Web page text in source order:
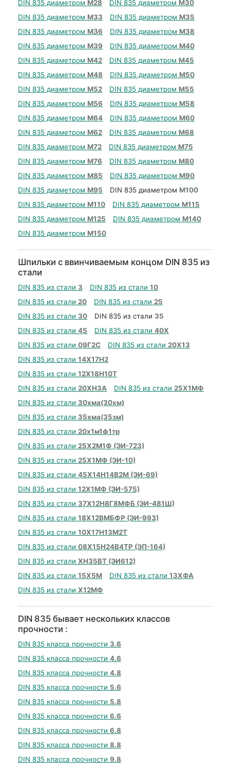
DIN 835 диаметром М28 DIN 835 диаметром М30
DIN 835 диаметром М33 DIN 835 диаметром М35
DIN 835 диаметром М36 DIN 835 диаметром М38
DIN 835 диаметром М39 DIN 835 диаметром М40
DIN 835 диаметром М42 DIN 835 диаметром М45
DIN 835 диаметром М48 DIN 835 диаметром М50
DIN 835 диаметром М52 DIN 835 диаметром М55
DIN 835 диаметром М56 DIN 835 диаметром М58
DIN 835 диаметром М64 DIN 835 диаметром М60
DIN 835 диаметром М62 DIN 835 диаметром М68
DIN 835 диаметром М72 DIN 835 диаметром М75
DIN 835 диаметром М76 DIN 835 диаметром М80
DIN 835 диаметром М85 DIN 835 диаметром М90
DIN 835 диаметром М95 DIN 835 диаметром М100
DIN 835 диаметром М110 DIN 835 диаметром М115
DIN 835 диаметром М125 DIN 835 диаметром М140
DIN 835 диаметром М150
Шпильки с ввинчиваемым концом DIN 835 из
стали
DIN 835 из стали 3 DIN 835 из стали 10
DIN 835 из стали 20 DIN 835 из стали 25
DIN 835 из стали 30 DIN 835 из стали 35
DIN 835 из стали 45 DIN 835 из стали 40Х
DIN 835 из стали 09Г2С DIN 835 из стали 20Х13
DIN 835 из стали 14Х17Н2
DIN 835 из стали 12Х18Н10Т
DIN 835 из стали 20ХН3А DIN 835 из стали 25Х1МФ
DIN 835 из стали 30хма(30хм)
DIN 835 из стали 35хма(35зм)
DIN 835 из стали 20х1м1ф1тр
DIN 835 из стали 25Х2М1Ф (ЭИ-723)
DIN 835 из стали 25Х1МФ (ЭИ-10)
DIN 835 из стали 45Х14Н14В2М (ЭИ-69)
DIN 835 из стали 12Х1МФ (ЭИ-575)
DIN 835 из стали 37Х12Н8Г8МФБ (ЭИ-481Ш)
DIN 835 из стали 18Х12ВМБФР (ЭИ-993)
DIN 835 из стали 10Х17Н13М2Т
DIN 835 из стали 08Х15Н24В4ТР (ЭП-164)
DIN 835 из стали ХН35ВТ (ЭИ612)
DIN 835 из стали 15Х5М DIN 835 из стали 13ХФА
DIN 835 из стали Х12МФ
DIN 835 бывает нескольких классов
прочности :
DIN 835 класса прочности 3.6
DIN 835 класса прочности 4.6
DIN 835 класса прочности 4.8
DIN 835 класса прочности 5.6
DIN 835 класса прочности 5.8
DIN 835 класса прочности 6.6
DIN 835 класса прочности 6.8
DIN 835 класса прочности 8.8
DIN 835 класса прочности 9.8